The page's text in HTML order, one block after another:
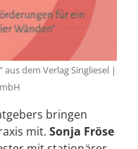
bringen
mit. Sonja Fröse
dem Verlag Singliesel |